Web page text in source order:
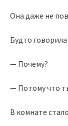
Она даже не
Будто
— Почему?
— Потому что
В комнате